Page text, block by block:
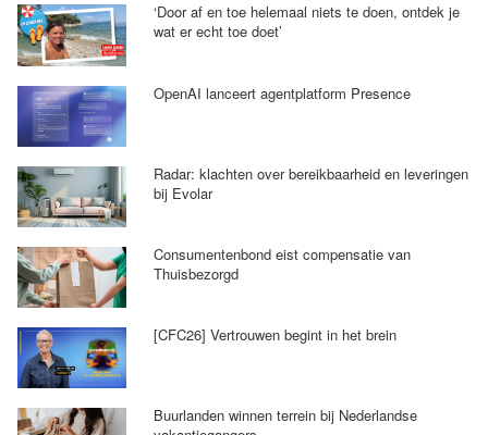
‘Door af en toe helemaal niets te doen, ontdek je
wat er echt toe doet’
OpenAI lanceert agentplatform Presence
Radar: klachten over bereikbaarheid en leveringen
bij Evolar
Consumentenbond eist compensatie van
Thuisbezorgd
[CFC26] Vertrouwen begint in het brein
Buurlanden winnen terrein bij Nederlandse